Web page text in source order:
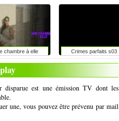
chambre à elle Crimes parfaits s03
est une émission TV dont les
une, vous pouvez être prévenu par mail